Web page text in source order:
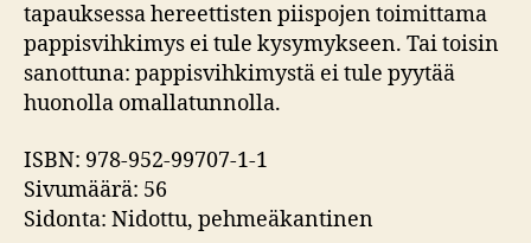
tapauksessa hereettisten piispojen toimittama
pappisvihkimys ei tule kysymykseen. Tai toisin
sanottuna: pappisvihkimystä ei tule pyytää
huonolla omallatunnolla.
ISBN: 978-952-99707-1-1
Sivumäärä: 56
Sidonta: Nidottu, pehmeäkantinen